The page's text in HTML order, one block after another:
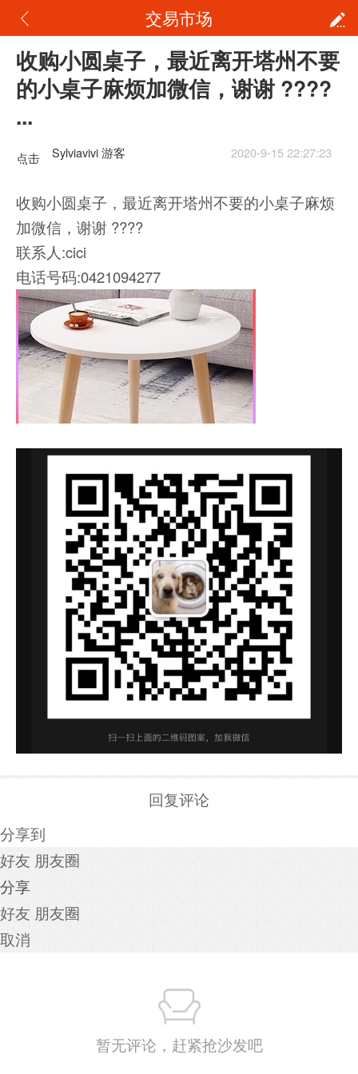
交易市场
收购小圆桌子，最近离开塔州不要
的小桌子麻烦加微信，谢谢 ????
...
点击
加载
Sylviavivi 游客 2020-9-15 22:27:23
收购小圆桌子，最近离开塔州不要的小桌子麻烦
加微信，谢谢 ????
联系人:cici
电话号码:0421094277
回复评论
分享到
好友 朋友圈
分享
好友 朋友圈
取消
暂无评论，赶紧抢沙发吧